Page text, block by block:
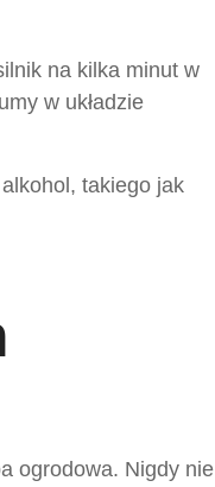
na kilka minut w
w układzie
takiego jak
ogrodowa. Nigdy nie